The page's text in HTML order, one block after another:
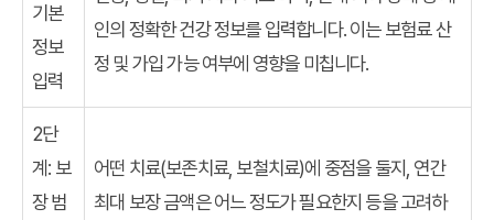
기본
정보
입력
인의 정확한 건강 정보를 입력합니다. 이는 보험료 산
정 및 가입 가능 여부에 영향을 미칩니다.
2단
계: 보
장 범
어떤 치료(보존치료, 보철치료)에 중점을 둘지, 연간
최대 보장 금액은 어느 정도가 필요한지 등을 고려하